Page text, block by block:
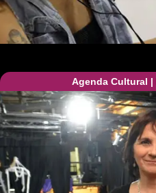
Agenda Cultural |